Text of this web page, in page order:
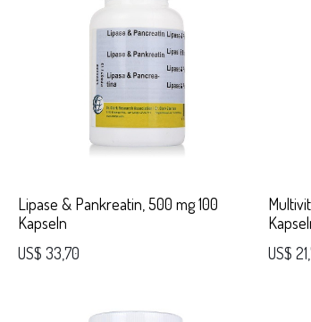
Lipase & Pankreatin, 500 mg 100
Kapseln
US$ 33,70
US$